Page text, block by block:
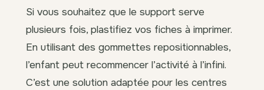
Si vous souhaitez que le support serve
plusieurs fois, plastifiez vos fiches à imprimer.
En utilisant des gommettes repositionnables,
l’enfant peut recommencer l’activité à l’infini.
C’est une solution adaptée pour les centres